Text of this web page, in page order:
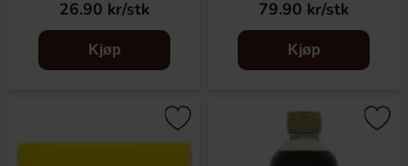
26.90 kr/stk
Kjøp
79.90 kr/stk
Kjøp